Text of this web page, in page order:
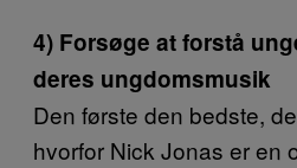
4) Forsøge at forstå
deres ungdomsmusik
Den første den bedste,
hvorfor Nick Jonas er en